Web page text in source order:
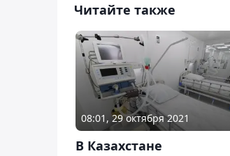
Читайте также
08:01, 29 октября 2021
В Казахстане